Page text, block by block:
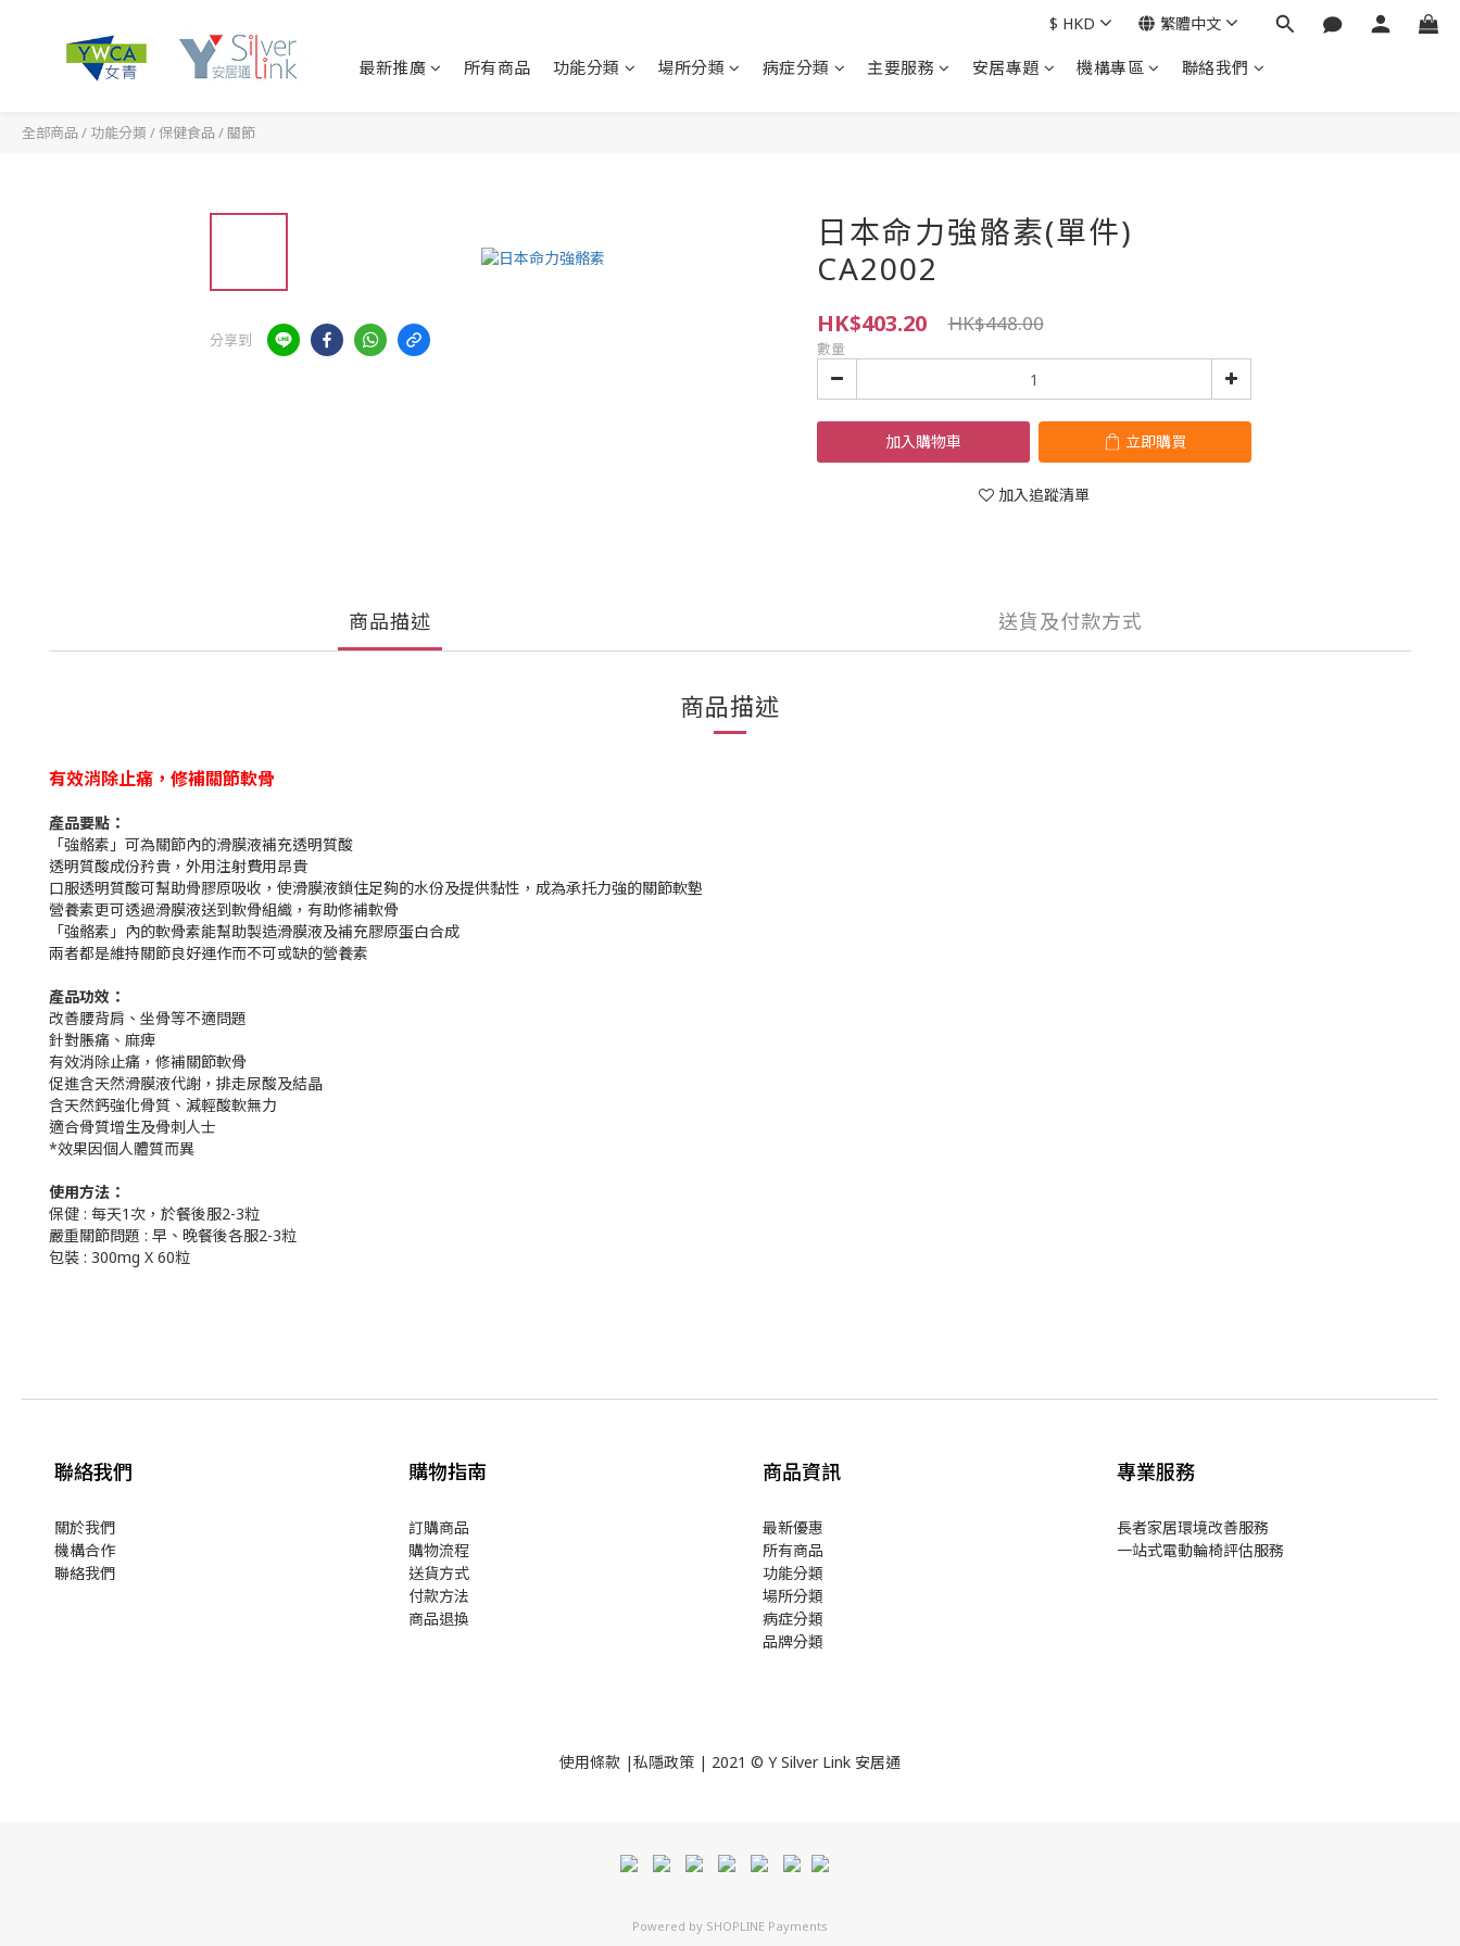
最新推廣 所有商品 功能分類 場所分類 病症分類 主要服務 安居專題 機構專區 聯絡我們
$ HKD 繁體中文
全部商品 / 功能分類 /保健食品 / 關節
分享到
日本命力強骼素(單件)
CA2002
HK$403.20 HK$448.00
數量
加入購物車 立即購買
加入追蹤清單
商品描述 送貨及付款方式
商品描述
有效消除止痛，修補關節軟骨
產品要點：
「強骼素」可為關節內的滑膜液補充透明質酸
透明質酸成份矜貴，外用注射費用昂貴
口服透明質酸可幫助骨膠原吸收，使滑膜液鎖住足夠的水份及提供黏性，成為承托力強的關節軟墊
營養素更可透過滑膜液送到軟骨組織，有助修補軟骨
「強骼素」內的軟骨素能幫助製造滑膜液及補充膠原蛋白合成
兩者都是維持關節良好運作而不可或缺的營養素
產品功效：
改善腰背肩、坐骨等不適問題
針對脹痛、麻痺
有效消除止痛，修補關節軟骨
促進含天然滑膜液代謝，排走尿酸及結晶
含天然鈣強化骨質、減輕酸軟無力
適合骨質增生及骨刺人士
*效果因個人體質而異
使用方法：
保健 : 每天1次，於餐後服2-3粒
嚴重關節問題 : 早、晚餐後各服2-3粒
包裝 : 300mg X 60粒
聯絡我們
關於我們
機構合作
聯絡我們
購物指南
訂購商品
購物流程
送貨方式
付款方法
商品退換
商品資訊
最新優惠
所有商品
功能分類
場所分類
病症分類
品牌分類
專業服務
長者家居環境改善服務
一站式電動輪椅評估服務
使用條款 |私隱政策 | 2021 © Y Silver Link 安居通
Powered by SHOPLINE Payments